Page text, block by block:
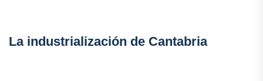
La industrialización de Cantabria